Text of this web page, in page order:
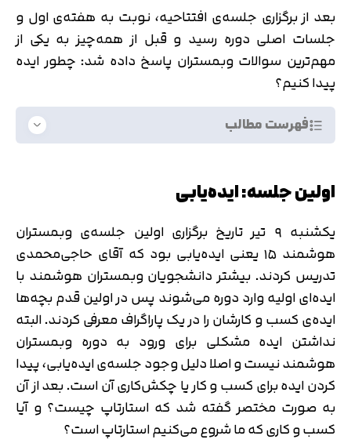
بعد از برگزاری جلسه‌ی افتتاحیه، نوبت به هفته‌ی اول و
جلسات اصلی دوره رسید و قبل از همه‌چیز به یکی از
مهم‌ترین سوالات وبمستران پاسخ داده شد: چطور ایده
پیدا کنیم؟
فهرست مطالب
اولین جلسه: ایده‌یابی
یکشنبه ۹ تیر تاریخ برگزاری اولین جلسه‌ی وبمستران
هوشمند ۱۵ یعنی ایده‌یابی بود که آقای حاجی‌محمدی
تدریس کردند. بیشتر دانشجویان وبمستران هوشمند با
ایده‌ای اولیه وارد دوره می‌شوند پس در اولین قدم بچه‌ها
ایده‌ی کسب و کارشان را در یک پاراگراف معرفی کردند. البته
نداشتن ایده مشکلی برای ورود به دوره وبمستران
هوشمند نیست و اصلا دلیل وجود جلسه‌ی ایده‌یابی، پیدا
کردن ایده برای کسب و کار یا چکش‌کاری آن است. بعد از آن
به صورت مختصر گفته شد که استارتاپ چیست؟ و آیا
کسب و کاری که ما شروع می‌کنیم استارتاپ است؟